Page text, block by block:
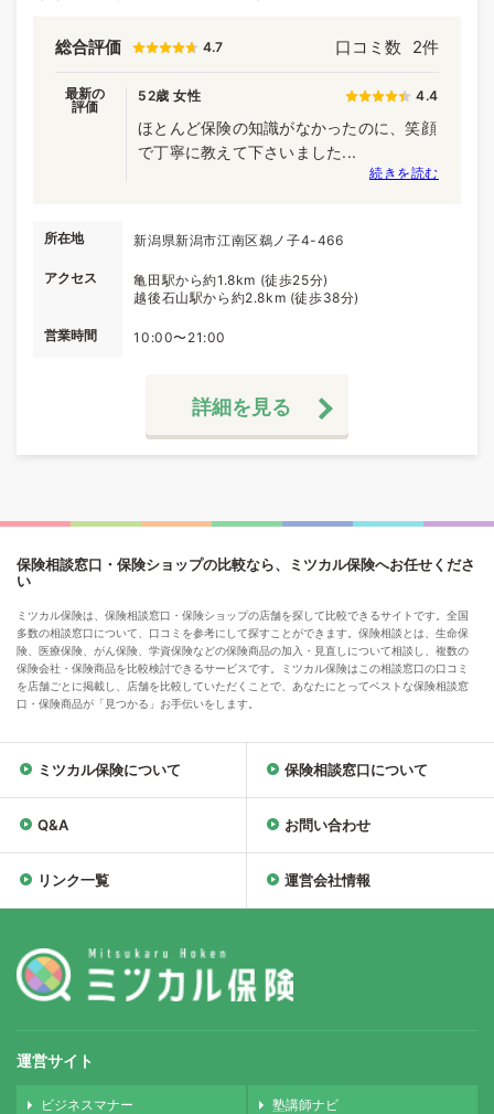
総合評価 4.7 口コミ数 2件
最新の
評価
52歳 女性 4.4
ほとんど保険の知識がなかったのに、笑顔
で丁寧に教えて下さいました...
続きを読む
所在地 新潟県新潟市江南区鵜ノ子4-466
アクセス
亀田駅から約1.8km (徒歩25分)
越後石山駅から約2.8km (徒歩38分)
営業時間 10:00〜21:00
詳細を見る
保険相談窓口・保険ショップの比較なら、ミツカル保険へお任せくださ
い
ミツカル保険は、保険相談窓口・保険ショップの店舗を探して比較できるサイトです。全国
多数の相談窓口について、口コミを参考にして探すことができます。保険相談とは、生命保
険、医療保険、がん保険、学資保険などの保険商品の加入・見直しについて相談し、複数の
保険会社・保険商品を比較検討できるサービスです。ミツカル保険はこの相談窓口の口コミ
を店舗ごとに掲載し、店舗を比較していただくことで、あなたにとってベストな保険相談窓
口・保険商品が「見つかる」お手伝いをします。
ミツカル保険について 保険相談窓口について
Q&A お問い合わせ
リンク一覧 運営会社情報
運営サイト
ビジネスマナー 塾講師ナビ